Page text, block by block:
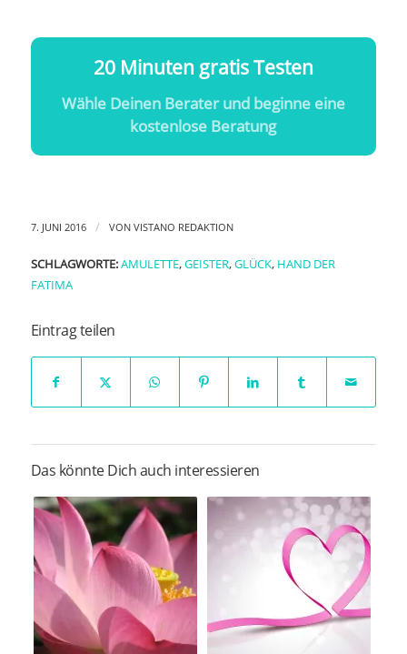
20 Minuten gratis Testen
Wähle Deinen Berater und beginne eine
kostenlose Beratung
7. JUNI 2016 / VON VISTANO REDAKTION
SCHLAGWORTE: AMULETTE,GEISTER,GLÜCK, HAND DER
FATIMA
Eintrag teilen
Das könnte Dich auch interessieren